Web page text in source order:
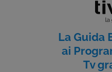
La Guida
ai
Tv